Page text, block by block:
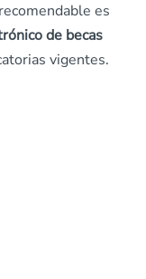
es
de becas
vigentes.